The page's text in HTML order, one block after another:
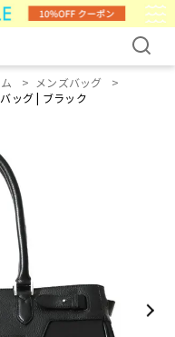
メンズバッグ
ッグ | ブラック